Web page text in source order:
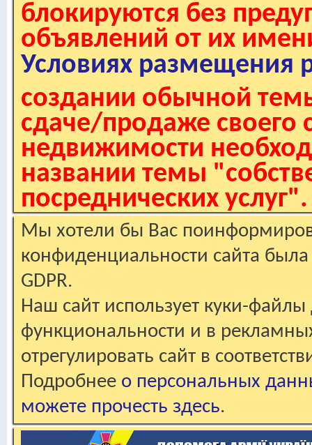
блокируются без
объявлений от их
Условиях размещения
создании обычной
сдаче/продаже своего
недвижимости
названии темы
посреднических услуг".
Мы хотели бы Вас
конфиденциальности сайта
GDPR.
Наш сайт использует куки-файлы
функциональности и в
отрегулировать сайт в
Подробнее о персональных
можете прочесть здесь.